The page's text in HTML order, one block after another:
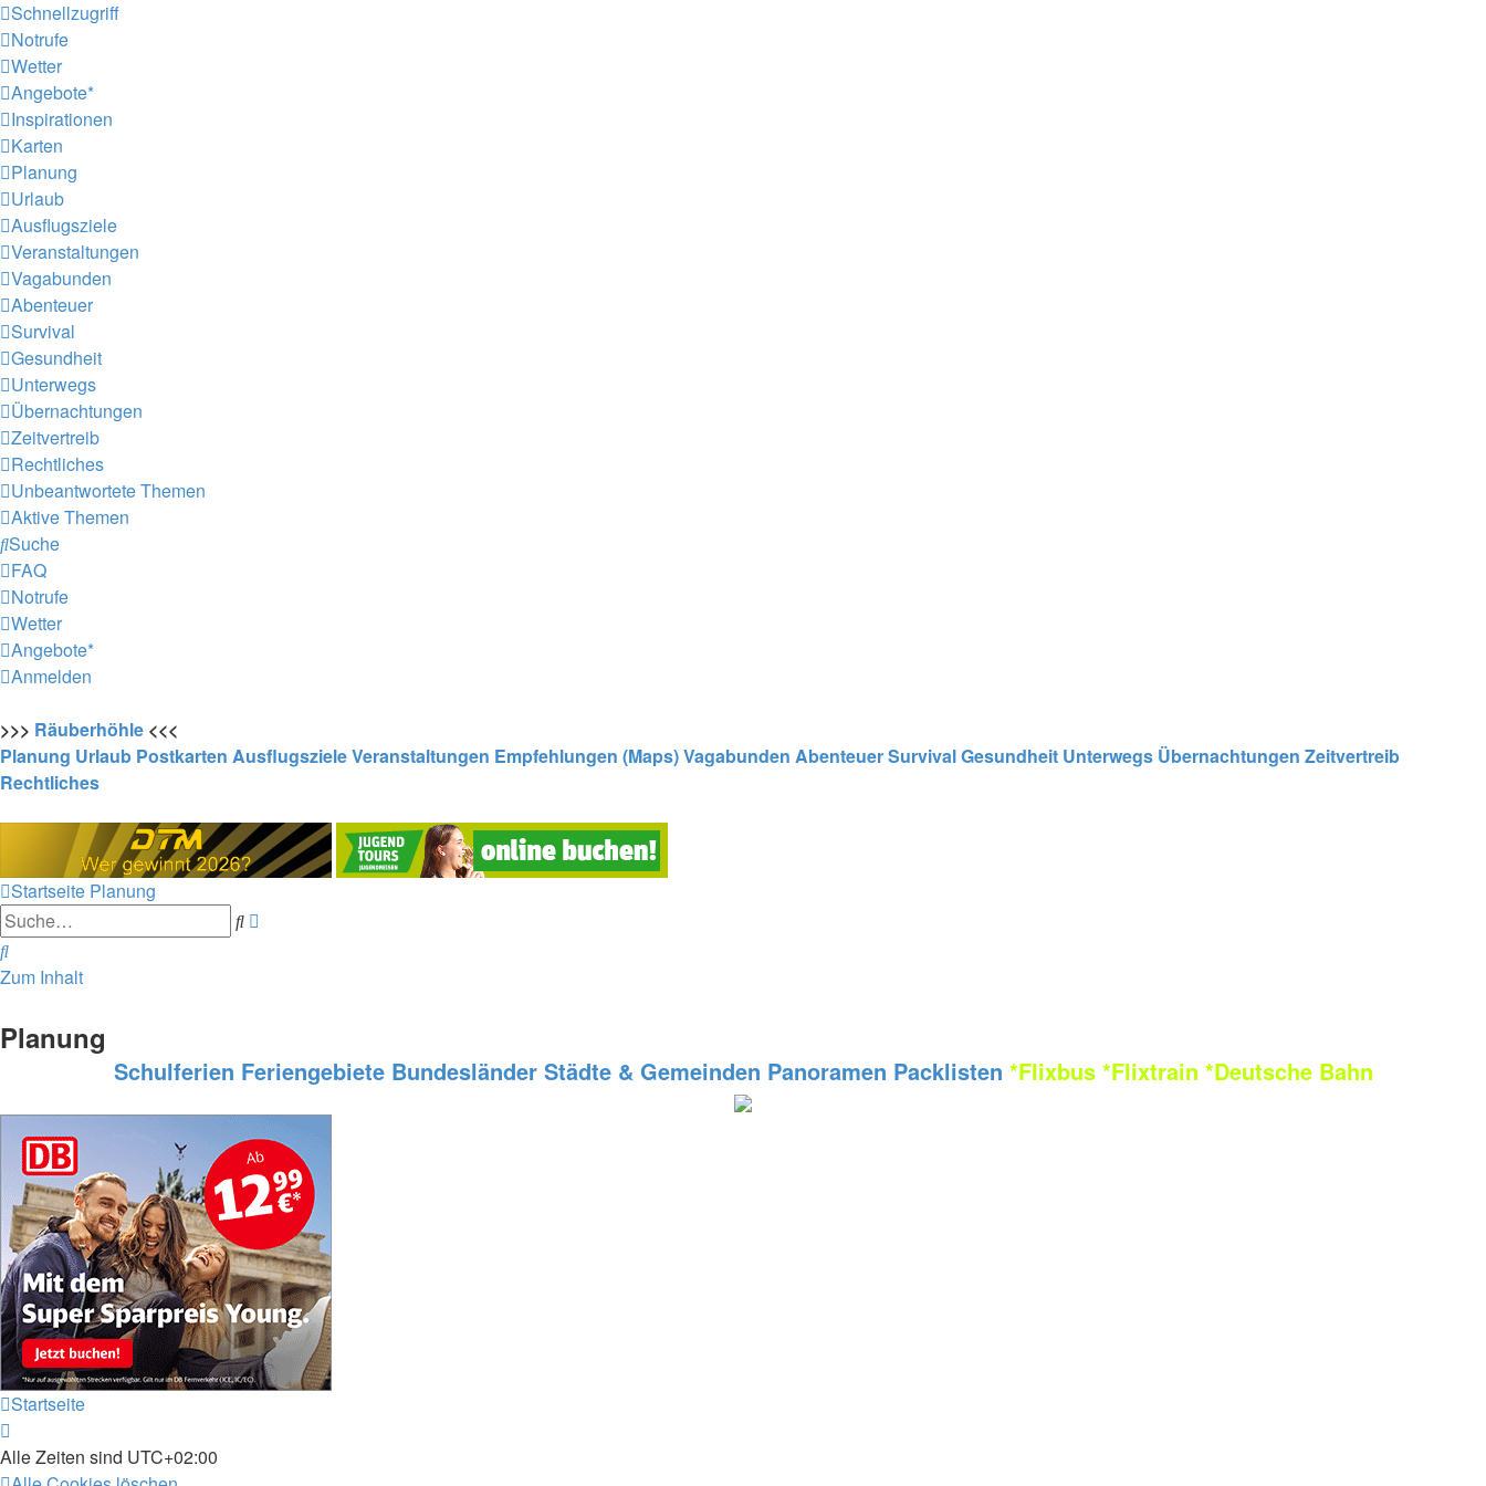
Schnellzugriff
Notrufe
Wetter
Angebote*
Inspirationen
Karten
Planung
Urlaub
Ausflugsziele
Veranstaltungen
Vagabunden
Abenteuer
Survival
Gesundheit
Unterwegs
Übernachtungen
Zeitvertreib
Rechtliches
Unbeantwortete Themen
Aktive Themen
Suche
FAQ
Notrufe
Wetter
Angebote*
Anmelden
>>> Räuberhöhle <<<
Planung Urlaub Postkarten AusflugszieleVeranstaltungen Empfehlungen (Maps)Vagabunden AbenteuerSurvivalGesundheit Unterwegs Übernachtungen Zeitvertreib
Rechtliches
Startseite Planung
Suche
Suche
Zum Inhalt
Planung
Schulferien Feriengebiete Bundesländer Städte & Gemeinden Panoramen Packlisten *Flixbus *Flixtrain *Deutsche Bahn
Startseite
Alle Zeiten sind UTC+02:00